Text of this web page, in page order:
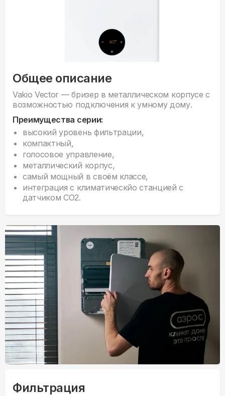
Общее описание
Vakio Vector — бризер в металлическом корпусе c
возможностью подключения к умному дому.
Преимущества серии:
высокий уровень фильтрации,
компактный,
голосовое управление,
металлический корпус,
самый мощный в своём классе,
интеграция с климатическйо станцией с
датчиком CO2.
Фильтрация